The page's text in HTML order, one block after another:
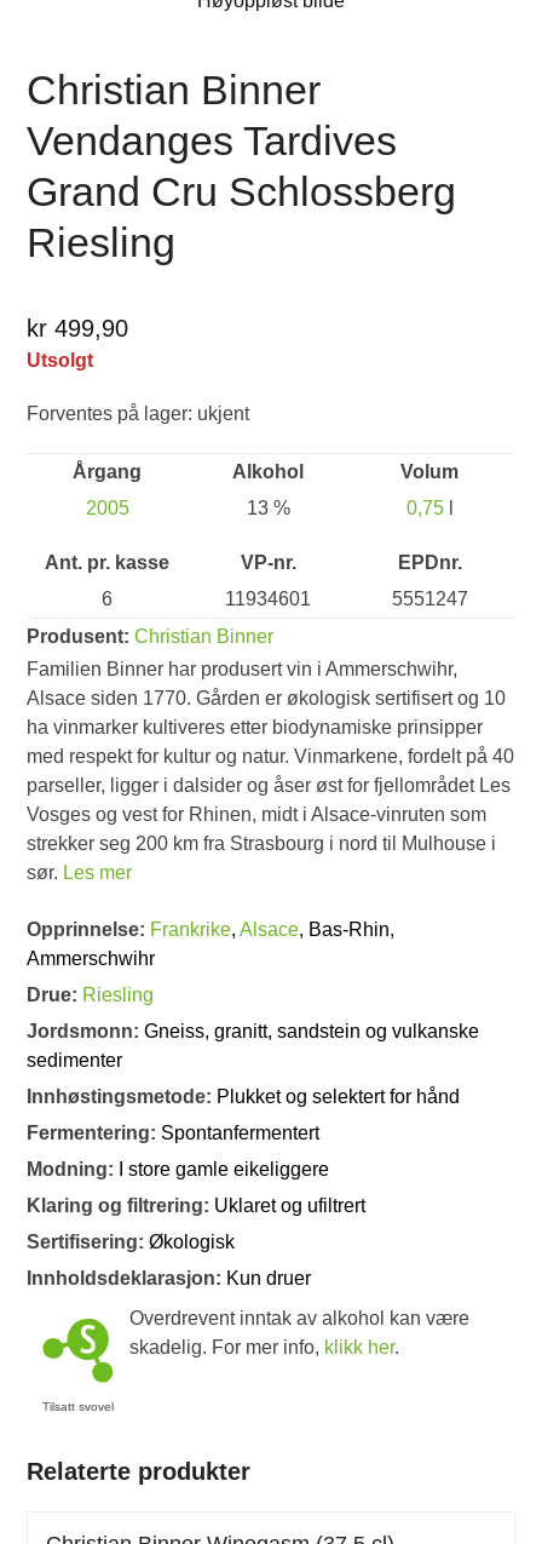
Christian Binner
Vendanges Tardives
Grand Cru Schlossberg
Riesling
kr 499,90
Utsolgt
Forventes på lager: ukjent
Årgang
2005
Alkohol
13 %
Volum
0,75l
Ant. pr. kasse
6
VP-nr.
11934601
EPDnr.
5551247
Produsent:Christian Binner
Familien Binner har produsert vin i Ammerschwihr,
Alsace siden 1770. Gården er økologisk sertifisert og 10
ha vinmarker kultiveres etter biodynamiske prinsipper
med respekt for kultur og natur. Vinmarkene, fordelt på 40
parseller, ligger i dalsider og åser øst for fjellområdet Les
Vosges og vest for Rhinen, midt i Alsace-vinruten som
strekker seg 200 km fra Strasbourg i nord til Mulhouse i
sør. Les mer
Opprinnelse: Frankrike,Alsace, Bas-Rhin,
Ammerschwihr
Drue: Riesling
Jordsmonn:Gneiss, granitt, sandstein og vulkanske
sedimenter
Innhøstingsmetode: Plukket og selektert for hånd
Fermentering: Spontanfermentert
Modning:
I store gamle eikeliggere
Klaring og filtrering: Uklaret og ufiltrert
Sertifisering:Økologisk
Innholdsdeklarasjon: Kun druer
Tilsatt svovel
Overdrevent inntak av alkohol kan være
skadelig. For mer info, klikk her.
Relaterte produkter